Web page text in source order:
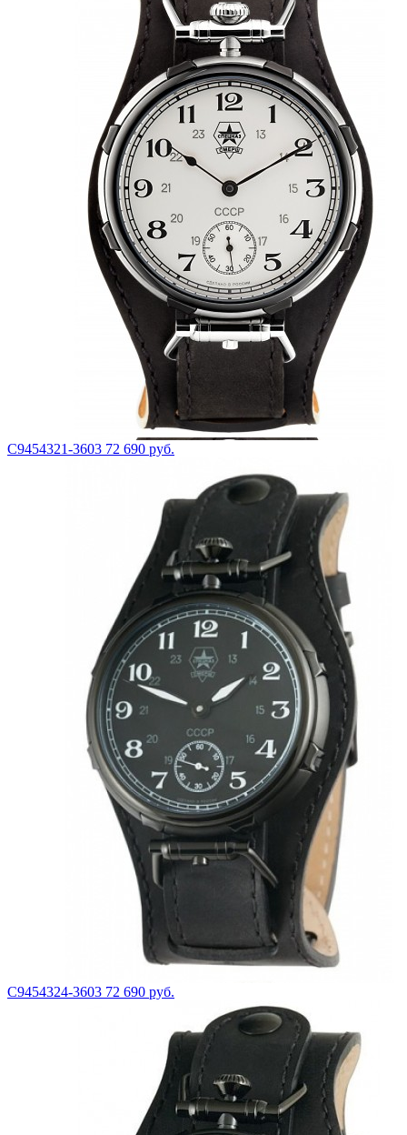
С9454321-3603 72 690 руб.
С9454324-3603 72 690 руб.